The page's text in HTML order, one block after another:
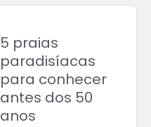
5 praias
paradisíacas
para conhecer
antes dos 50
anos